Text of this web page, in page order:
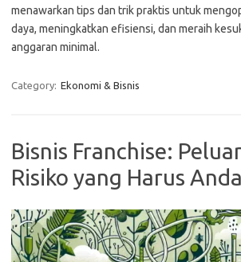
menawarkan tips dan trik praktis untuk
daya, meningkatkan efisiensi, dan meraih
anggaran minimal.
Category: Ekonomi & Bisnis
Bisnis Franchise:
Risiko yang Harus